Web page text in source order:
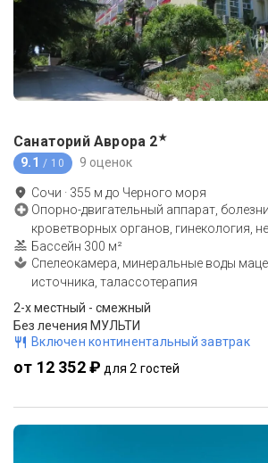
Санаторий Аврора 2★
9.1 / 10 9 оценок
Сочи · 355 м до Черного моря
Опорно-двигательный аппарат,
кроветворных органов, гинекология,
Бассейн 300 м²
Спелеокамера, минеральные воды
источника, талассотерапия
2-x местный - смежный
Без лечения МУЛЬТИ
Включен континентальный завтрак
от 12 352 ₽ для 2 гостей